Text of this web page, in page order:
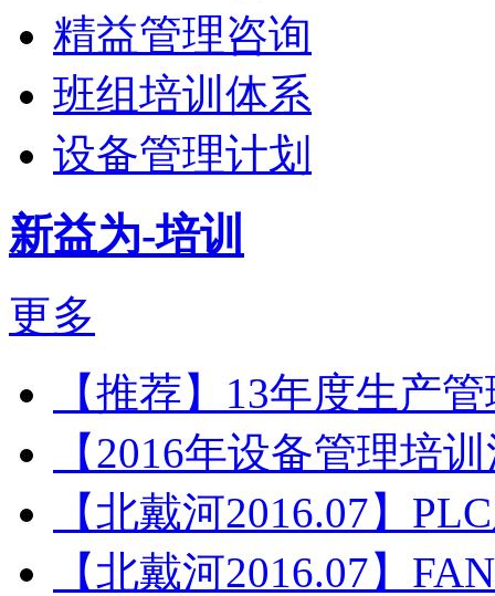
精益管理咨询
班组培训体系
设备管理计划
新益为-培训
更多
【推荐】13年度生产
【2016年设备管理培
【北戴河2016.07】
【北戴河2016.07】